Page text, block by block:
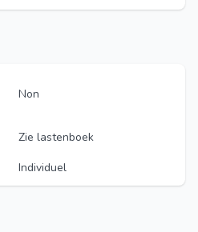
Non
Zie lastenboek
Individuel